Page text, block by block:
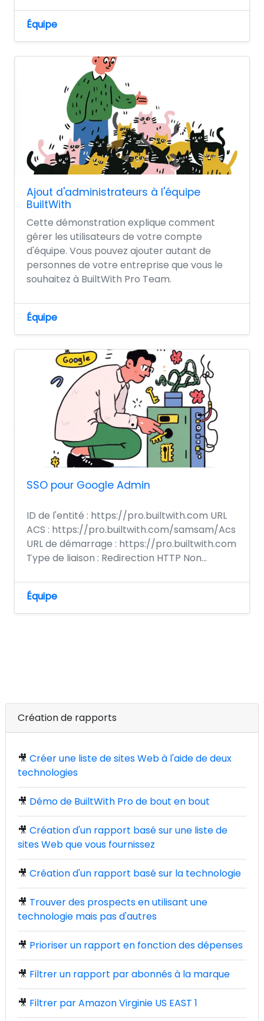
Équipe
Ajout d'administrateurs à l'équipe
BuiltWith
Cette démonstration explique comment
gérer les utilisateurs de votre compte
d'équipe. Vous pouvez ajouter autant de
personnes de votre entreprise que vous le
souhaitez à BuiltWith Pro Team.
Équipe
SSO pour Google Admin
ID de l'entité : https://pro.builtwith.com URL
ACS : https://pro.builtwith.com/samsam/Acs
URL de démarrage : https://pro.builtwith.com
Type de liaison : Redirection HTTP Non...
Équipe
Création de rapports
🎥 Créer une liste de sites Web à l'aide de deux
technologies
🎥 Démo de BuiltWith Pro de bout en bout
🎥 Création d'un rapport basé sur une liste de
sites Web que vous fournissez
🎥 Création d'un rapport basé sur la technologie
🎥 Trouver des prospects en utilisant une
technologie mais pas d'autres
🎥 Prioriser un rapport en fonction des dépenses
🎥 Filtrer un rapport par abonnés à la marque
🎥 Filtrer par Amazon Virginie US EAST 1